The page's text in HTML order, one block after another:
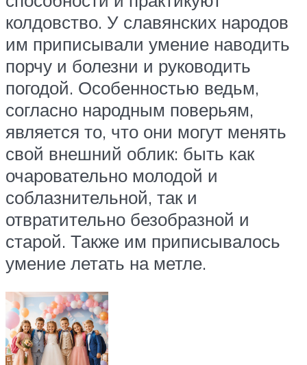
колдовство. У славянских народов
им приписывали умение наводить
порчу и болезни и руководить
погодой. Особенностью ведьм,
согласно народным поверьям,
является то, что они могут менять
свой внешний облик: быть как
очаровательно молодой и
соблазнительной, так и
отвратительно безобразной и
старой. Также им приписывалось
умение летать на метле.